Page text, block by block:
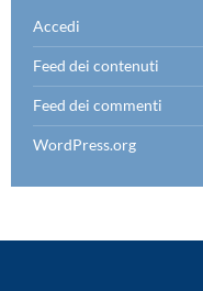
Accedi
Feed dei contenuti
Feed dei commenti
WordPress.org